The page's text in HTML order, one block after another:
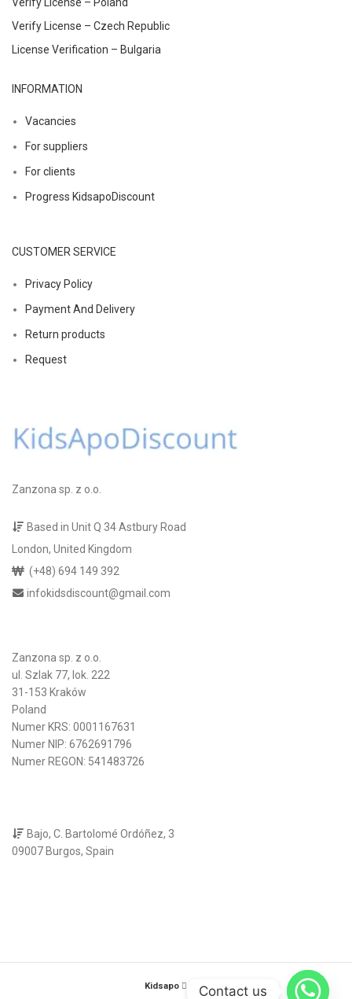
Verify License – Czech Republic
License Verification – Bulgaria
INFORMATION
Vacancies
For suppliers
For clients
Progress KidsapoDiscount
CUSTOMER SERVICE
Privacy Policy
Payment And Delivery
Return products
Request
Zanzona sp. z o.o.
Based in Unit Q 34 Astbury Road
London, United Kingdom
(+48) 694 149 392
infokidsdiscount@gmail.com
Zanzona sp. z o.o.
ul. Szlak 77, lok. 222
31-153 Kraków
Poland
Numer KRS: 0001167631
Numer NIP: 6762691796
Numer REGON: 541483726
Bajo, C. Bartolomé Ordóñez, 3
09007 Burgos, Spain
Kidsapo 2025Contact us